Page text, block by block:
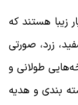
زیبا هستند که
زرد، صورتی
طولانی و
بندی و هدیه